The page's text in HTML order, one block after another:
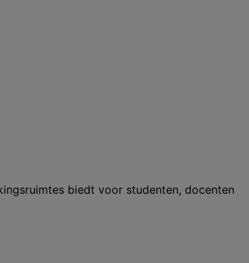
biedt voor studenten, docenten